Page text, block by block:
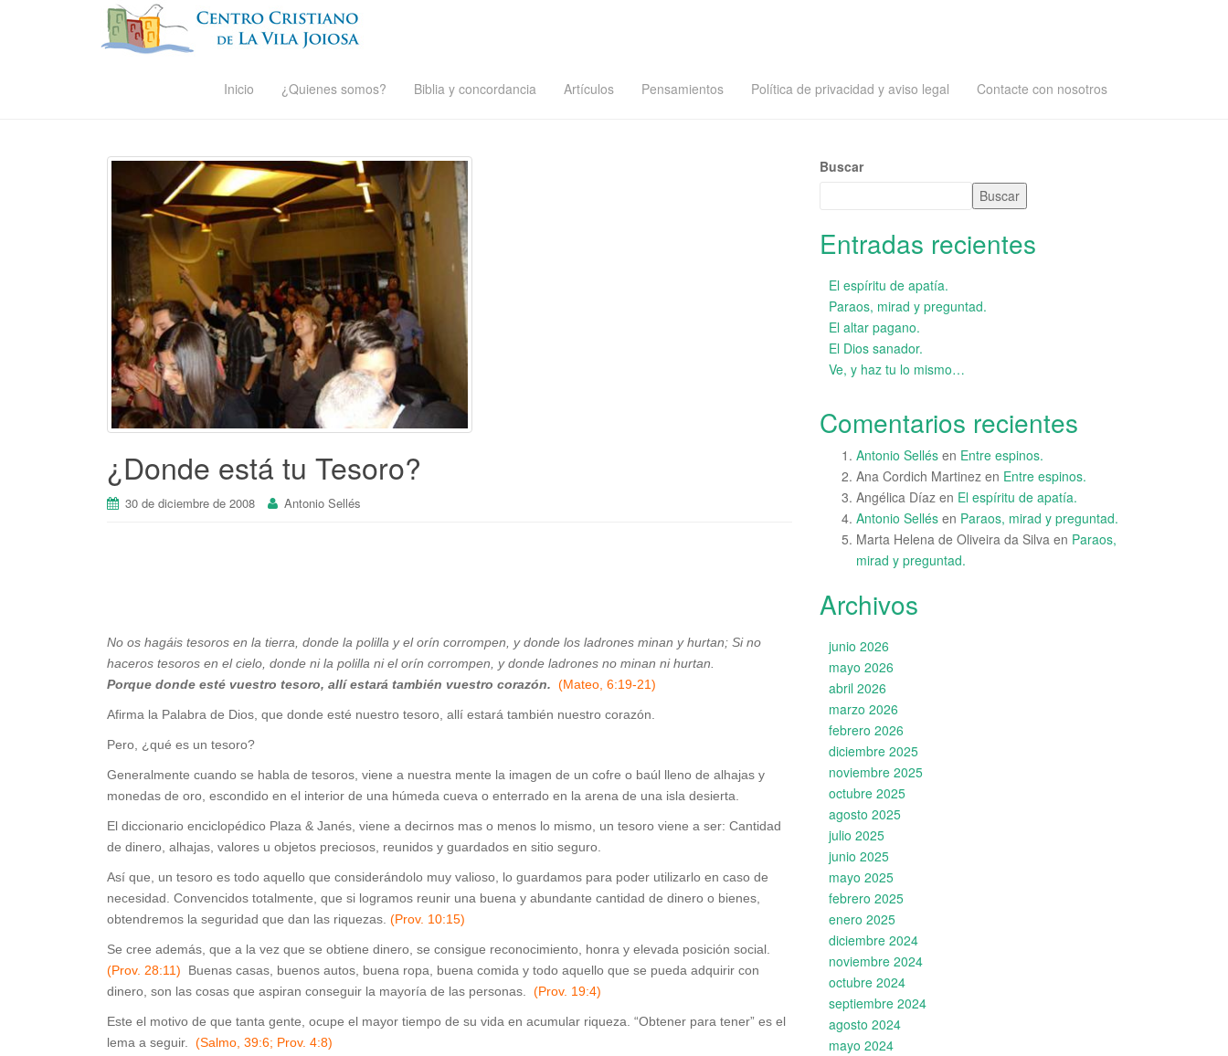
Inicio ¿Quienes somos? Biblia y concordancia Artículos Pensamientos Política de privacidad y aviso legal Contacte con nosotros
¿Donde está tu Tesoro?
30 de diciembre de 2008 Antonio Sellés
No os hagáis tesoros en la tierra, donde la polilla y el orín corrompen, y donde los ladrones minan y hurtan; Si no
haceros tesoros en el cielo, donde ni la polilla ni el orín corrompen, y donde ladrones no minan ni hurtan.
Porque donde esté vuestro tesoro, allí estará también vuestro corazón. (Mateo, 6:19-21)
Afirma la Palabra de Dios, que donde esté nuestro tesoro, allí estará también nuestro corazón.
Pero, ¿qué es un tesoro?
Generalmente cuando se habla de tesoros, viene a nuestra mente la imagen de un cofre o baúl lleno de alhajas y
monedas de oro, escondido en el interior de una húmeda cueva o enterrado en la arena de una isla desierta.
El diccionario enciclopédico Plaza & Janés, viene a decirnos mas o menos lo mismo, un tesoro viene a ser: Cantidad
de dinero, alhajas, valores u objetos preciosos, reunidos y guardados en sitio seguro.
Así que, un tesoro es todo aquello que considerándolo muy valioso, lo guardamos para poder utilizarlo en caso de
necesidad. Convencidos totalmente, que si logramos reunir una buena y abundante cantidad de dinero o bienes,
obtendremos la seguridad que dan las riquezas. (Prov. 10:15)
Se cree además, que a la vez que se obtiene dinero, se consigue reconocimiento, honra y elevada posición social.
(Prov. 28:11)
Buenas casas, buenos autos, buena ropa, buena comida y todo aquello que se pueda adquirir con
dinero, son las cosas que aspiran conseguir la mayoría de las personas. (Prov. 19:4)
Este el motivo de que tanta gente, ocupe el mayor tiempo de su vida en acumular riqueza. “Obtener para tener” es el
lema a seguir.
(Salmo, 39:6; Prov. 4:8)
Buscar
Buscar
Entradas recientes
El espíritu de apatía.
Paraos, mirad y preguntad.
El altar pagano.
El Dios sanador.
Ve, y haz tu lo mismo…
Comentarios recientes
Antonio Sellés en Entre espinos.
Ana Cordich Martinez en Entre espinos.
Angélica Díaz en El espíritu de apatía.
Antonio Sellés en Paraos, mirad y preguntad.
Marta Helena de Oliveira da Silva en Paraos,
mirad y preguntad.
Archivos
junio 2026
mayo 2026
abril 2026
marzo 2026
febrero 2026
diciembre 2025
noviembre 2025
octubre 2025
agosto 2025
julio 2025
junio 2025
mayo 2025
febrero 2025
enero 2025
diciembre 2024
noviembre 2024
octubre 2024
septiembre 2024
agosto 2024
mayo 2024